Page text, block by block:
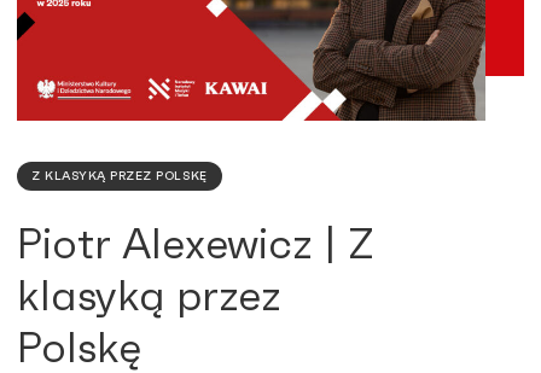
Z KLASYKĄ PRZEZ POLSKĘ
Piotr Alexewicz | Z
klasyką przez
Polskę